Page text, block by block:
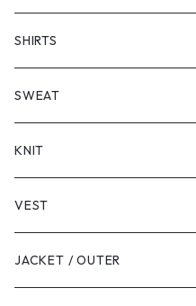
SHORT SLEEVE
LONG SLEEVE
SHIRTS
SHORT SLEEVE
LONG SLEEVE
SWEAT
KNIT
VEST
JACKET / OUTER